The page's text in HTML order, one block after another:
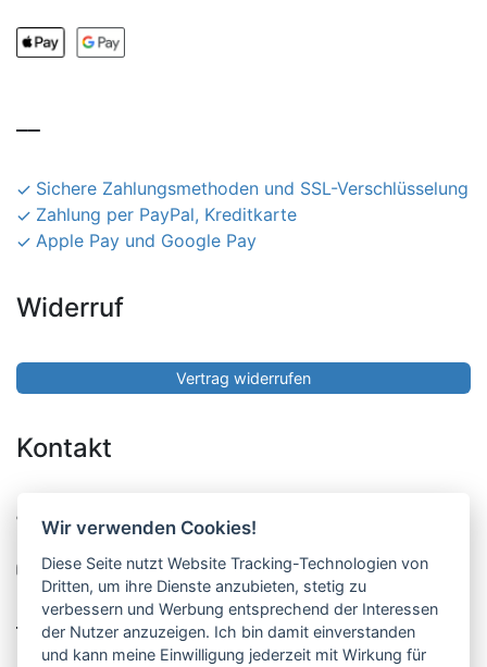
Sichere Zahlungsmethoden und SSL-Verschlüsselung
Zahlung per PayPal, Kreditkarte
Apple Pay und Google Pay
Widerruf
Vertrag widerrufen
Kontakt
Pucher Straße 10, Fürstenfeldbruck
08141-12269
shop@englschalk.de
Wir verwenden Cookies!
Diese Seite nutzt Website Tracking-Technologien von
Dritten, um ihre Dienste anzubieten, stetig zu
verbessern und Werbung entsprechend der Interessen
der Nutzer anzuzeigen. Ich bin damit einverstanden
und kann meine Einwilligung jederzeit mit Wirkung für